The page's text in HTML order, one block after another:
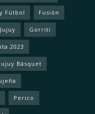
Fútbol Fusión
Gorriti
2023
Jujuy Básquet
Perico